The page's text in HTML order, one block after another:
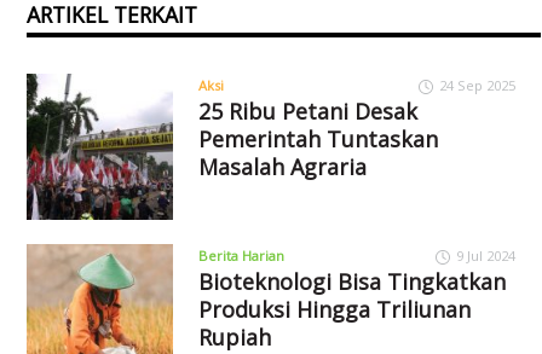
ARTIKEL TERKAIT
Aksi 24 Sep 2025
25 Ribu Petani Desak
Pemerintah Tuntaskan
Masalah Agraria
Berita Harian 9 Jul 2024
Bioteknologi Bisa Tingkatkan
Produksi Hingga Triliunan
Rupiah